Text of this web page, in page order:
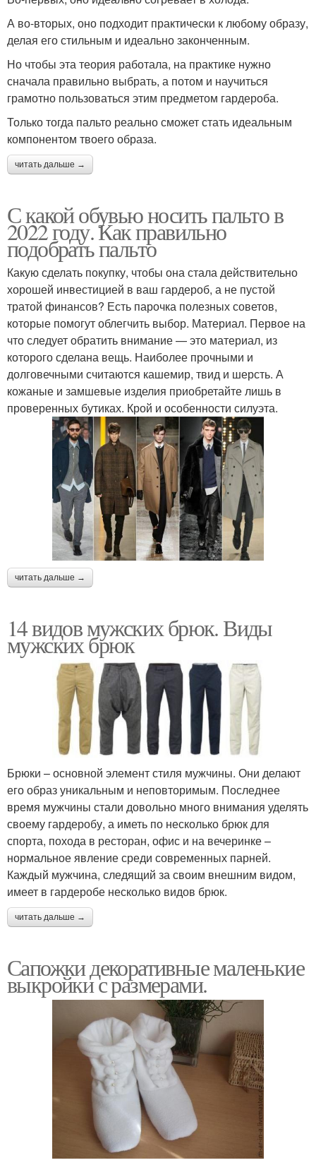
А во-вторых, оно подходит практически к любому образу,
делая его стильным и идеально законченным.
Но чтобы эта теория работала, на практике нужно
сначала правильно выбрать, а потом и научиться
грамотно пользоваться этим предметом гардероба.
Только тогда пальто реально сможет стать идеальным
компонентом твоего образа.
читать дальше →
С какой обувью носить пальто в
2022 году. Как правильно
подобрать пальто
Какую сделать покупку, чтобы она стала действительно
хорошей инвестицией в ваш гардероб, а не пустой
тратой финансов? Есть парочка полезных советов,
которые помогут облегчить выбор. Материал. Первое на
что следует обратить внимание — это материал, из
которого сделана вещь. Наиболее прочными и
долговечными считаются кашемир, твид и шерсть. А
кожаные и замшевые изделия приобретайте лишь в
проверенных бутиках. Крой и особенности силуэта.
читать дальше →
14 видов мужских брюк. Виды
мужских брюк
Брюки – основной элемент стиля мужчины. Они делают
его образ уникальным и неповторимым. Последнее
время мужчины стали довольно много внимания уделять
своему гардеробу, а иметь по несколько брюк для
спорта, похода в ресторан, офис и на вечеринке –
нормальное явление среди современных парней.
Каждый мужчина, следящий за своим внешним видом,
имеет в гардеробе несколько видов брюк.
читать дальше →
Сапожки декоративные маленькие
выкройки с размерами.